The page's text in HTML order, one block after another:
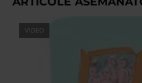
VIDEO